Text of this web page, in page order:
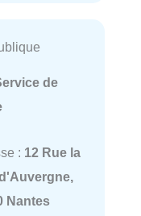
de
: 12 Rue la
Nantes